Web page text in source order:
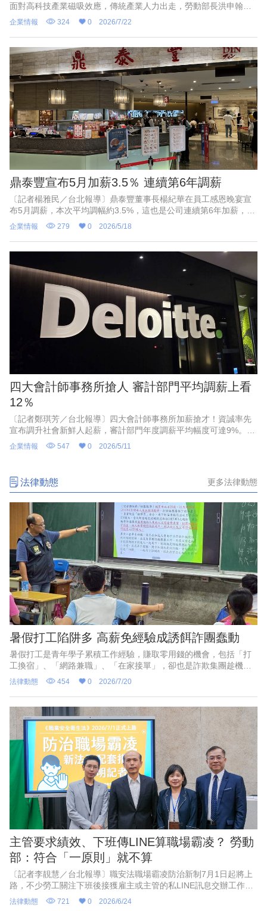
面對高科技產業磁吸效應，傳統產業人力出走，勞動部長洪申翰表
示，企業帶頭設立托嬰中心，是幫勞工朋友解決了兼顧工作、照顧
小孩重要作為，勞動部大力支持友善職場政策，而這對產業界也是
留才有效做法。
企業情報 324 0 2026/7/22
鼎泰豐宣布5月加薪3.5％ 連續第6年調薪
〔記者楊雅民／台北報導〕鼎泰豐董事長楊紀華在員工感恩晚宴宣
布5月調薪，本次平均調幅約3.5%，這也是公司連續第6年加薪，累
積調幅超過25%。
企業情報 279 0 2026/5/18
四大會計師事務所搶人 審計部門平均調薪上看
12％
〔記者鄭琪芳／台北報導〕四大會計師事務所加薪搶才！資誠率先
宣布調升社會新鮮人起薪，審計部門年度調薪平均幅度可達9%。
KPMG安侯建業表示，7月起審計部門新鮮人起薪調高2000元，預
估審計部門平均調薪可望超過12%。安永宣布，7月起新鮮人不分業
業眾信也表示，審計與確信服務同仁平均調薪不低於10%，優秀同
仁調薪幅度更可超過20%。
企業情報 547 0 2026/5/11
法律動態 更多法律動態
暑假打工陷阱多 高薪免經驗成誘餌詐團蠢動
暑假打工是青年學子累積工作經驗，賺取零用錢的機會，包括「打
工換宿」、「網路兼職」、「在家接單」，卻也是詐欺集團趁機吸
收年輕人的高風險時段，高市少年警察隊今天不法集團常以「高
薪、免經驗、立即上工」等話術吸引求職者。
法律動態 454 0 2026/7/20
主管要求績效、下班傳LINE算職場霸凌？ 勞動
部：符合「一原則」就不算
〔記者李靚慧／台北報導〕職安法職場霸凌防治新制7月1日起將上
路，不少勞工關注下班後接獲雇主或主管的私LINE訊息交辦工作，
是不是可提出霸凌申訴？勞動部更接獲不少主管詢問，擔憂未來只
要「說話大聲一點」、「指派工作多一點」就會被申訴職場霸凌
法律動態 721 0 2026/6/24